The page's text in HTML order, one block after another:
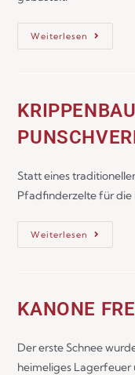
Weiterlesen
Statt eines
Pfadfinderzelte für die
Weiterlesen
KANONE
Der erste Schnee
heimeliges Lagerfeuer